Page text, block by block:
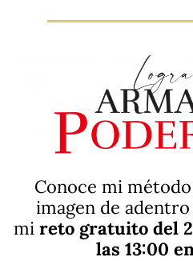
Conoce mi
imagen de
mireto gratuito del
las 13:00